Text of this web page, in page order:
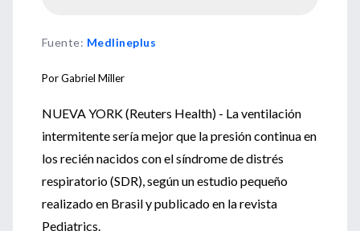
Fuente: Medlineplus
Por Gabriel Miller
NUEVA YORK (Reuters Health) - La ventilación
intermitente sería mejor que la presión continua en
los recién nacidos con el síndrome de distrés
respiratorio (SDR), según un estudio pequeño
realizado en Brasil y publicado en la revista
Pediatrics.